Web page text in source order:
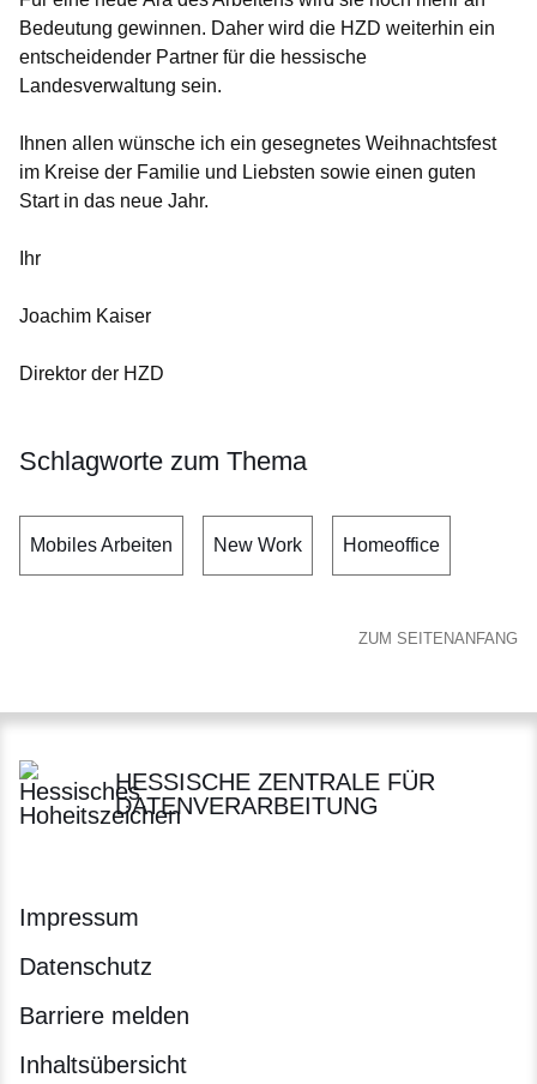
Bedeutung gewinnen. Daher wird die HZD weiterhin ein
entscheidender Partner für die hessische
Landesverwaltung sein.
Ihnen allen wünsche ich ein gesegnetes Weihnachtsfest
im Kreise der Familie und Liebsten sowie einen guten
Start in das neue Jahr.
Ihr
Joachim Kaiser
Direktor der HZD
Schlagworte zum Thema
Mobiles Arbeiten New Work Homeoffice
ZUM SEITENANFANG
HESSISCHE ZENTRALE FÜR
DATENVERARBEITUNG
Impressum
Datenschutz
Barriere melden
Inhaltsübersicht